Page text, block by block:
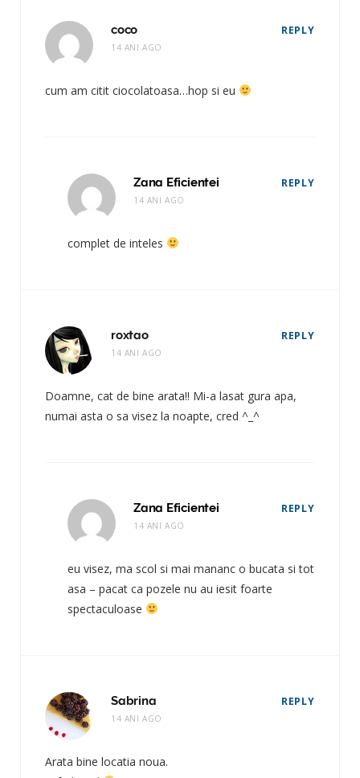
coco
14 ANI AGO
REPLY
cum am citit ciocolatoasa…hop si eu
Zana Eficientei
14 ANI AGO
REPLY
complet de inteles
roxtao
14 ANI AGO
REPLY
Doamne, cat de bine arata!! Mi-a lasat gura apa,
numai asta o sa visez la noapte, cred ^_^
Zana Eficientei
14 ANI AGO
REPLY
eu visez, ma scol si mai mananc o bucata si tot
asa – pacat ca pozele nu au iesit foarte
spectaculoase
Sabrina
14 ANI AGO
REPLY
Arata bine locatia noua.